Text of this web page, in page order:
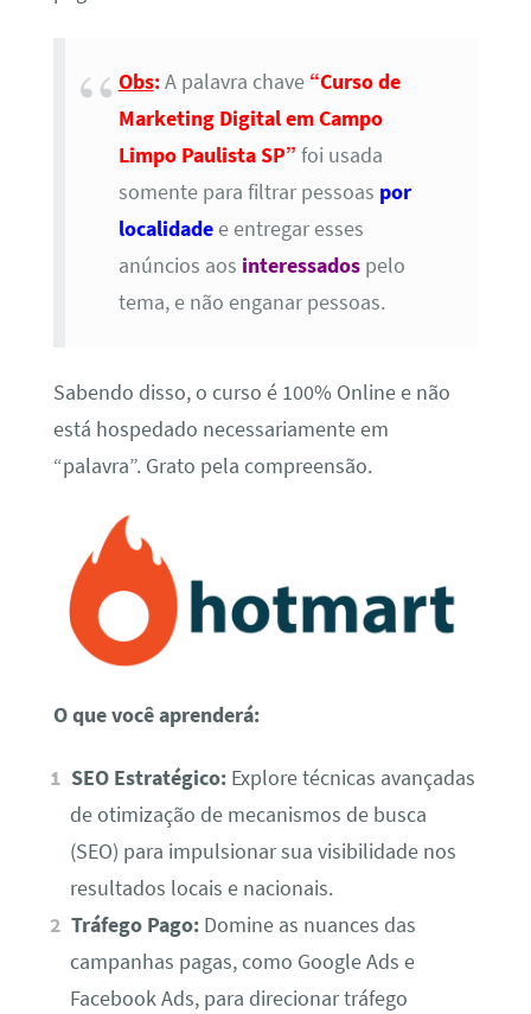
Obs:A palavra chave “Curso de
Marketing Digital em Campo
Limpo Paulista SP” foi usada
somente para filtrar pessoas por
localidadee entregar esses
anúncios aos interessadospelo
tema, e não enganar pessoas.
Sabendo disso, o curso é 100% Online e não
está hospedado necessariamente em
“palavra”. Grato pela compreensão.
O que você aprenderá:
SEO Estratégico: Explore técnicas avançadas
de otimização de mecanismos de busca
(SEO) para impulsionar sua visibilidade nos
resultados locais e nacionais.
Tráfego Pago: Domine as nuances das
campanhas pagas, como Google Ads e
Facebook Ads, para direcionar tráfego